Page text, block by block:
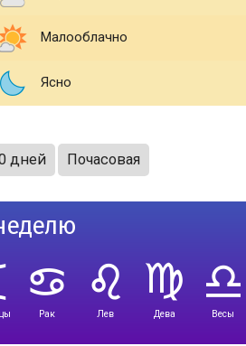
Малооблачно
Ясно
дней Почасовая
Рак Лев Дева Весы